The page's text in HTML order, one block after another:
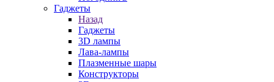
Гаджеты
Назад
Гаджеты
3D лампы
Лава-лампы
Плазменные шары
Конструкторы